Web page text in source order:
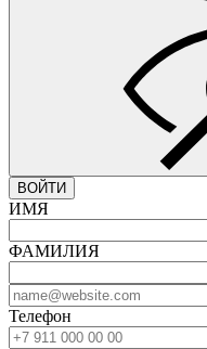
ВОЙТИ
ИМЯ
ФАМИЛИЯ
Телефон